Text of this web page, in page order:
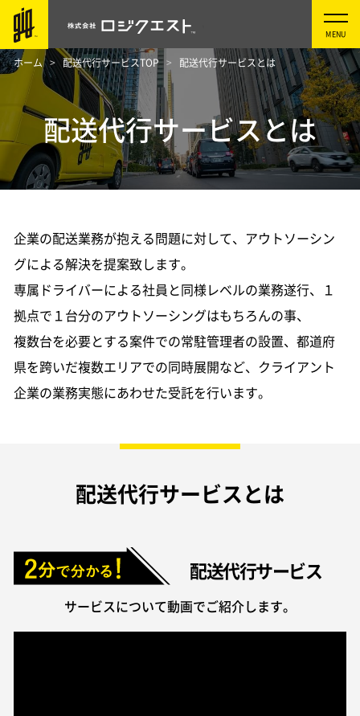
配送代行サービスとは
ホーム 配送代行サービスTOP 配送代行サービスとは
企業の配送業務が抱える問題に対して、アウトソーシン
グによる解決を提案致します。
専属ドライバーによる社員と同様レベルの業務遂行、１
拠点で１台分のアウトソーシングはもちろんの事、
複数台を必要とする案件での常駐管理者の設置、都道府
県を跨いだ複数エリアでの同時展開など、クライアント
企業の業務実態にあわせた受託を行います。
配送代行サービスとは
配送代行サービス
サービスについて動画でご紹介します。